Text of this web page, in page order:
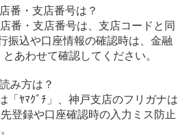
番・支店番号は？
番・支店番号は、支店コードと同
振込や口座情報の確認時は、金融
あわせて確認してください。
み方は？
「ﾔﾏｸﾞﾁ」、神戸支店のフリガナは
先登録や口座確認時の入力ミス防止